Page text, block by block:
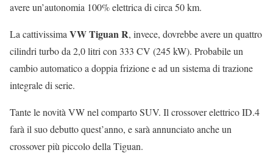
avere un’autonomia 100% elettrica di circa 50 km.
La cattivissimaVW Tiguan R, invece, dovrebbe avere un quattro
cilindri turbo da 2,0 litri con 333 CV (245 kW). Probabile un
cambio automatico a doppia frizione e ad un sistema di trazione
integrale di serie.
Tante le novità VW nel comparto SUV. Il crossover elettrico ID.4
farà il suo debutto quest’anno, e sarà annunciato anche un
crossover più piccolo della Tiguan.